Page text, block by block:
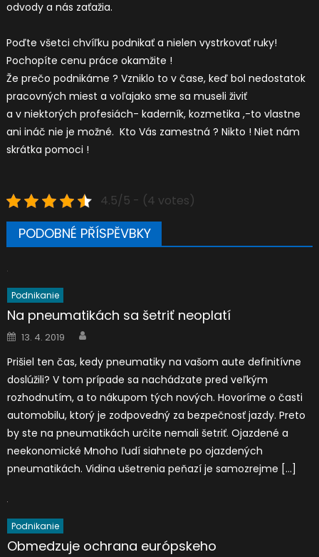
odvody a nás zaťažia.
Poďte všetci chvíľku podnikať a nielen vystrkovať ruky!
Pochopíte cenu práce okamžite !
Že prečo podnikáme ? Vzniklo to v čase, keď bol nedostatok
pracovných miest a voľajako sme sa museli živiť
a v niektorých profesiách- kaderník, kozmetika ,-to vlastne
ani ináč nie je možné. Kto Vás zamestná ? Nikto ! Niet nám
skrátka pomoci !
4.5/5 - (4 votes)
PODOBNÉ PŘÍSPĚVBKY
Podnikanie
Na pneumatikách sa šetriť neoplatí
Posted
on
13. 4. 2019
Prišiel ten čas, kedy pneumatiky na vašom aute definitívne
doslúžili? V tom prípade sa nachádzate pred veľkým
rozhodnutím, a to nákupom tých nových. Hovoríme o časti
automobilu, ktorý je zodpovedný za bezpečnosť jazdy. Preto
by ste na pneumatikách určite nemali šetriť. Ojazdené a
neekonomické Mnoho ľudí siahnete po ojazdených
pneumatikách. Vidina ušetrenia peňazí je samozrejme […]
Podnikanie
Obmedzuje ochrana európskeho